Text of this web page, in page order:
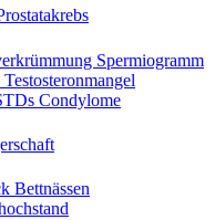
Spermiogramm
Testosteronmangel
Condylome
Bettnässen